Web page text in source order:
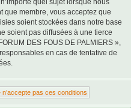
quel sujet lorsque nous
que membre, vous acceptez que
soient stockées dans notre base
soient pas diffusées à une tierce
DES FOUS DE PALMIERS »,
en cas de tentative de